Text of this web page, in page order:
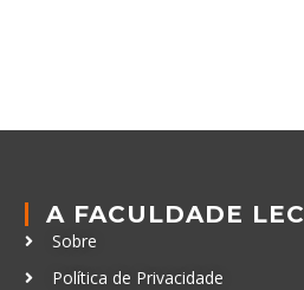
A FACULDADE LEC
Sobre
Política de Privacidade